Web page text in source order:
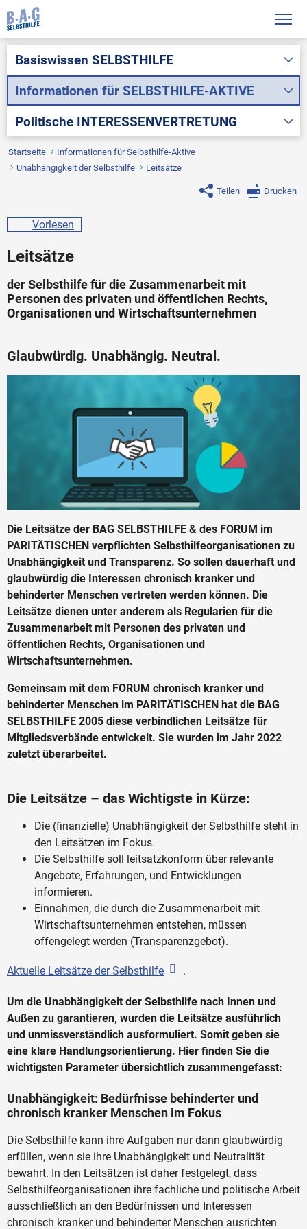
Basiswissen SELBSTHILFE
Informationen für SELBSTHILFE-AKTIVE
Politische INTERESSENVERTRETUNG
Startseite
Informationen für Selbsthilfe-Aktive
Unabhängigkeit der Selbsthilfe
Leitsätze
Teilen Drucken
Vorlesen
Leitsätze
der Selbsthilfe für die Zusammenarbeit mit
Personen des privaten und öffentlichen Rechts,
Organisationen und Wirtschaftsunternehmen
Glaubwürdig. Unabhängig. Neutral.
Die Leitsätze der BAG SELBSTHILFE & des FORUM im
PARITÄTISCHEN verpflichten Selbsthilfeorganisationen zu
Unabhängigkeit und Transparenz. So sollen dauerhaft und
glaubwürdig die Interessen chronisch kranker und
behinderter Menschen vertreten werden können. Die
Leitsätze dienen unter anderem als Regularien für die
Zusammenarbeit mit Personen des privaten und
öffentlichen Rechts, Organisationen und
Wirtschaftsunternehmen.
Gemeinsam mit dem FORUM chronisch kranker und
behinderter Menschen im PARITÄTISCHEN hat die BAG
SELBSTHILFE 2005 diese verbindlichen Leitsätze für
Mitgliedsverbände entwickelt. Sie wurden im Jahr 2022
zuletzt überarbeitet.
Die Leitsätze – das Wichtigste in Kürze:
Die (finanzielle) Unabhängigkeit der Selbsthilfe steht in
den Leitsätzen im Fokus.
Die Selbsthilfe soll leitsatzkonform über relevante
Angebote, Erfahrungen, und Entwicklungen
informieren.
Einnahmen, die durch die Zusammenarbeit mit
Wirtschaftsunternehmen entstehen, müssen
offengelegt werden (Transparenzgebot).
Aktuelle Leitsätze der Selbsthilfe .
Um die Unabhängigkeit der Selbsthilfe nach Innen und
Außen zu garantieren, wurden die Leitsätze ausführlich
und unmissverständlich ausformuliert. Somit geben sie
eine klare Handlungsorientierung. Hier finden Sie die
wichtigsten Parameter übersichtlich zusammengefasst:
Unabhängigkeit: Bedürfnisse behinderter und
chronisch kranker Menschen im Fokus
Die Selbsthilfe kann ihre Aufgaben nur dann glaubwürdig
erfüllen, wenn sie ihre Unabhängigkeit und Neutralität
bewahrt. In den Leitsätzen ist daher festgelegt, dass
Selbsthilfeorganisationen ihre fachliche und politische Arbeit
ausschließlich an den Bedürfnissen und Interessen
chronisch kranker und behinderter Menschen ausrichten